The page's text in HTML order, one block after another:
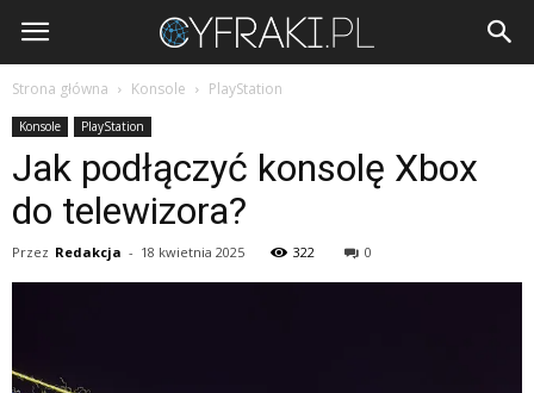
Cyfraki.pl
Strona główna Konsole PlayStation
Konsole PlayStation
Jak podłączyć konsolę Xbox
do telewizora?
Przez Redakcja - 18 kwietnia 2025 322 0